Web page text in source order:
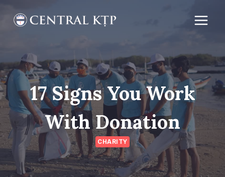
17 Signs You Work
With Donation
CHARITY